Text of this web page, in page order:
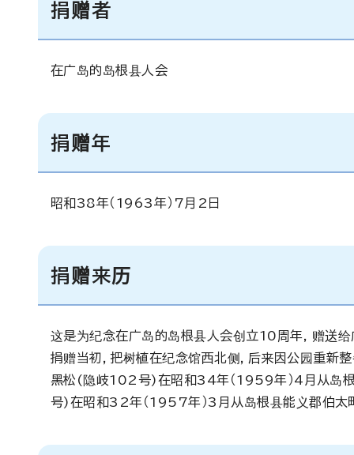
捐赠者
在广岛的岛根县人会
捐赠年
昭和38年（1963年）7月2日
捐赠来历
这是为纪念在广岛的岛根县人会创立10周年, 赠送给
捐赠当初，把树植在纪念馆西北侧，后来因公园重新
黑松(隐岐102号)在昭和34年（1959年）4月从岛
号)在昭和32年（1957年）3月从岛根县能义郡伯太